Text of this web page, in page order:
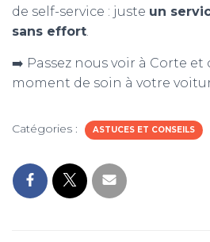
de self-service : juste un
sans effort.
➡️ Passez nous voir à Corte et
moment de soin à votre
Catégories : ASTUCES ET CONSEILS